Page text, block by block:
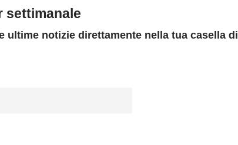
settimanale
ultime notizie direttamente nella tua casella di